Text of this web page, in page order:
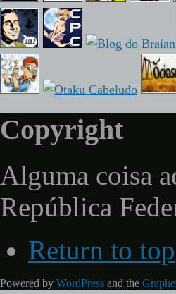
Copyright
Alguma coisa
República
Return to top
Powered by WordPress and the